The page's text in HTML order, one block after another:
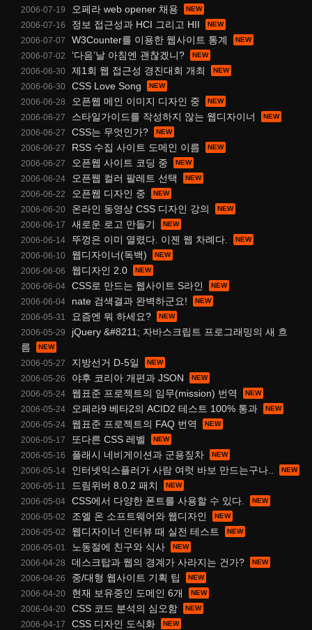
2006-07-19 오페라 web opener 채용
2006-07-16 정보 접근성과 HCI 그리고 HII
2006-07-07 W3Counter를 이용한 웹사이트 통계
2006-07-02 ‘다음’날 아침엔 괜찮겠니?
2006-06-30 제1회 웹 접근성 경진대회 개최
2006-06-30 CSS Love Song
2006-06-28 오픈웹 메인 이미지 디자인 중
2006-06-27 스타일가이드를 작성하지 않는 웹디자이너
2006-06-27 CSS는 무엇인가?
2006-06-27 RSS 수집 사이트 도메인 이름
2006-06-27 오픈웹 사이트 코딩 중
2006-06-24 오픈웹 컬러 팔레트 선택
2006-06-22 오픈웹 디자인 중
2006-06-20 온라인 동영상 CSS 디자인 강의
2006-06-17 새로운 로고 만들기
2006-06-14 뚜껑은 이미 열렸다. 이젠 웹 차례다.
2006-06-10 웹디자이너(독백)
2006-06-06 웹디자인 2.0
2006-06-04 CSS로 만드는 웹사이트 S라인
2006-06-04 nate 검색결과 완벽하군요!
2006-05-31 요즘엔 뭐 하세요?
2006-05-29
jQuery &#8211; 자바스크립트 프로그래밍의 새 흐
름
2006-05-27 지방선거 D-5일
2006-05-26 야후 코리아 개편과 JSON
2006-05-24 웹표준 프로젝트의 임무(mission) 번역
2006-05-24 오페라9 베타2의 ACID2 테스트 100% 통과
2006-05-24 웹표준 프로젝트의 FAQ 번역
2006-05-17 또다른 CSS 레벨
2006-05-16 플래시 네비게이션과 군용짚차
2006-05-14 인터넷익스플러가 사람 여럿 바보 만드는구나..
2006-05-11 드림위버 8.0.2 패치
2006-05-04 CSS에서 다양한 폰트를 사용할 수 있다.
2006-05-02 조엘 온 소프트웨어와 웹디자인
2006-05-02 웹디자이너 인터뷰 때 실전 테스트
2006-05-01 노동절에 친구와 식사
2006-04-28 데스크탑과 웹의 경계가 사라지는 건가?
2006-04-26 중/대형 웹사이트 기획 팁
2006-04-20 현재 보유중인 도메인 6개
2006-04-20 CSS 코드 분석의 심오함
2006-04-17 CSS 디자인 도식화